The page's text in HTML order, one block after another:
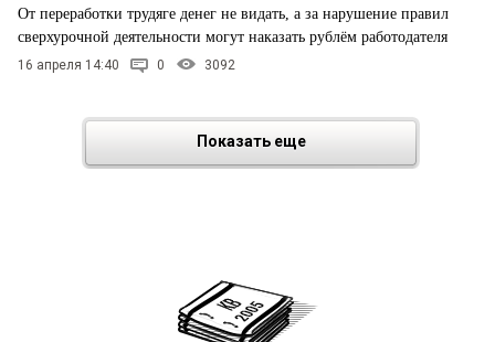
От переработки трудяге денег не видать, а за нарушение правил
сверхурочной деятельности могут наказать рублём работодателя
16 апреля 14:40 0 3092
Показать еще